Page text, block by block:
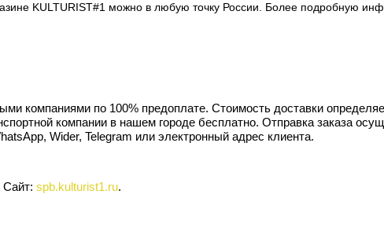
KULTURIST#1 можно в любую точку России. Более подробную
компаниями по 100% предоплате. Стоимость доставки
компании в нашем городе бесплатно. Отправка заказа
Wider, Telegram или электронный адрес клиента.
Сайт: spb.kulturist1.ru.